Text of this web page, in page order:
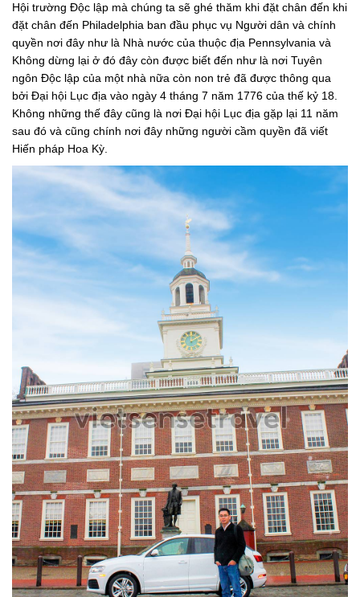
Hội trường Độc lập mà chúng ta sẽ ghé thăm khi đặt chân đến khi
đặt chân đến Philadelphia ban đầu phục vụ Người dân và chính
quyền nơi đây như là Nhà nước của thuộc địa Pennsylvania và
Không dừng lại ở đó đây còn được biết đến như là nơi Tuyên
ngôn Độc lập của một nhà nữa còn non trẻ đã được thông qua
bởi Đại hội Lục địa vào ngày 4 tháng 7 năm 1776 của thế kỷ 18.
Không những thế đây cũng là nơi Đại hội Lục địa gặp lại 11 năm
sau đó và cũng chính nơi đây những người cầm quyền đã viết
Hiến pháp Hoa Kỳ.